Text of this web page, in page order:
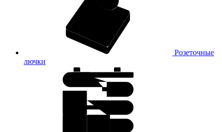
Розеточные
лючки